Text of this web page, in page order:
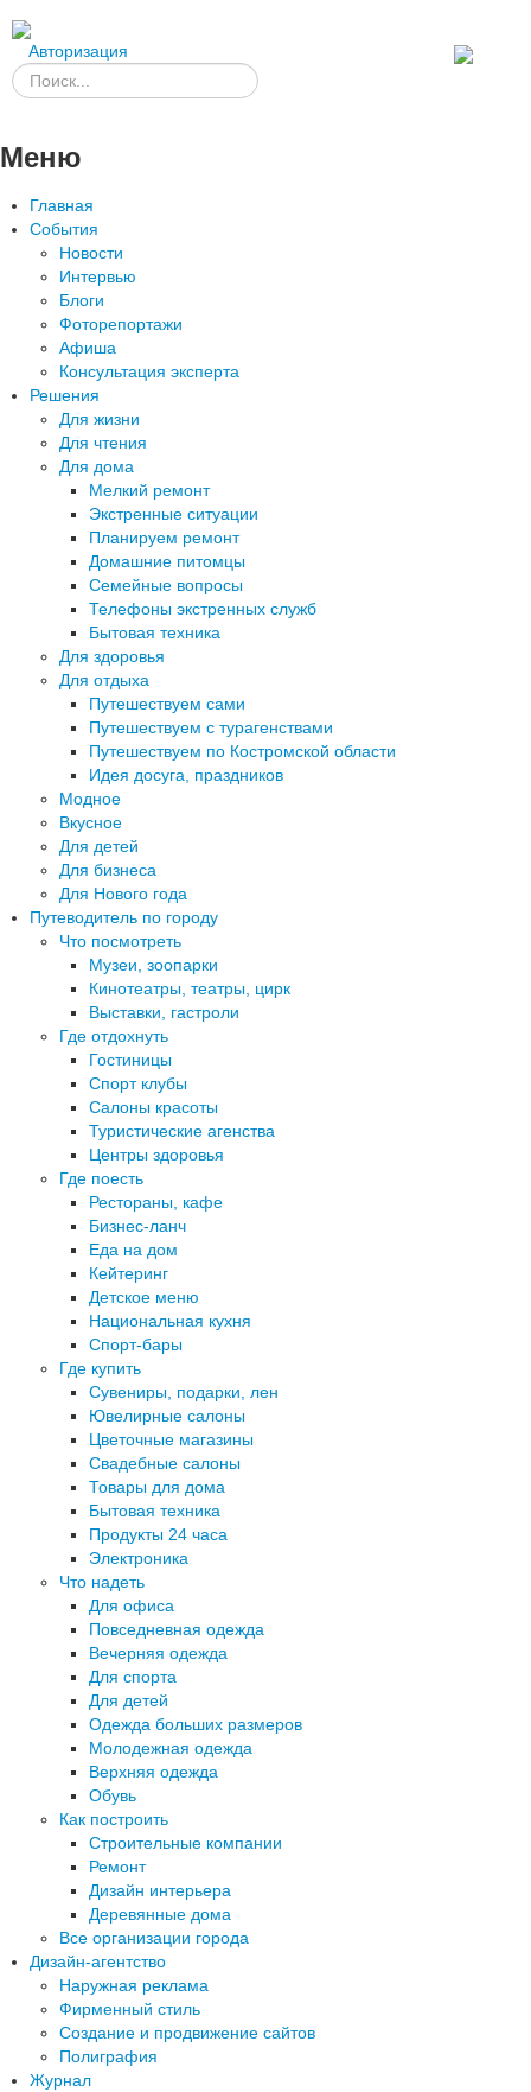
Авторизация
Меню
Главная
События
Новости
Интервью
Блоги
Фоторепортажи
Афиша
Консультация эксперта
Решения
Для жизни
Для чтения
Для дома
Мелкий ремонт
Экстренные ситуации
Планируем ремонт
Домашние питомцы
Семейные вопросы
Телефоны экстренных служб
Бытовая техника
Для здоровья
Для отдыха
Путешествуем сами
Путешествуем с турагенствами
Путешествуем по Костромской области
Идея досуга, праздников
Модное
Вкусное
Для детей
Для бизнеса
Для Нового года
Путеводитель по городу
Что посмотреть
Музеи, зоопарки
Кинотеатры, театры, цирк
Выставки, гастроли
Где отдохнуть
Гостиницы
Спорт клубы
Салоны красоты
Туристические агенства
Центры здоровья
Где поесть
Рестораны, кафе
Бизнес-ланч
Еда на дом
Кейтеринг
Детское меню
Национальная кухня
Спорт-бары
Где купить
Сувениры, подарки, лен
Ювелирные салоны
Цветочные магазины
Свадебные салоны
Товары для дома
Бытовая техника
Продукты 24 часа
Электроника
Что надеть
Для офиса
Повседневная одежда
Вечерняя одежда
Для спорта
Для детей
Одежда больших размеров
Молодежная одежда
Верхняя одежда
Обувь
Как построить
Строительные компании
Ремонт
Дизайн интерьера
Деревянные дома
Все организации города
Дизайн-агентство
Наружная реклама
Фирменный стиль
Создание и продвижение сайтов
Полиграфия
Журнал